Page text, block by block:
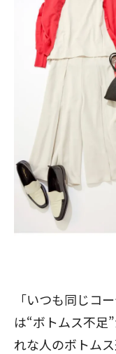
「いつも同じコ
は“ボトムス不足
れな人のボトム